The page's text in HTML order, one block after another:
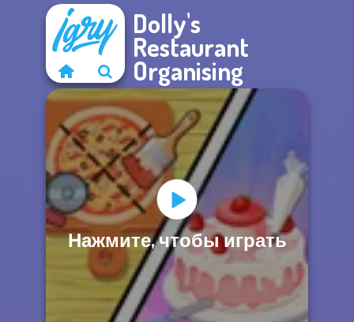
Dolly's
Restaurant
Organising
Нажмите, чтобы играть